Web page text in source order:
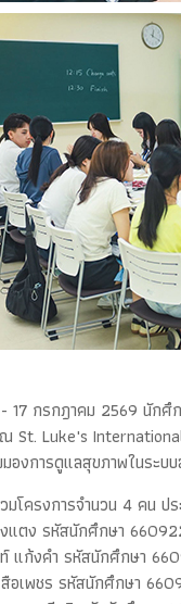
17 กรกฎาคม 2569 นักศึ
St. Luke's
งการดูแลสุขภาพในระบบ
มโครงการจำนวน 4 คน ป
ตง รหัสนักศึกษา
แก้งคำ รหัสนักศึกษา
อเพชร รหัสนักศึกษา